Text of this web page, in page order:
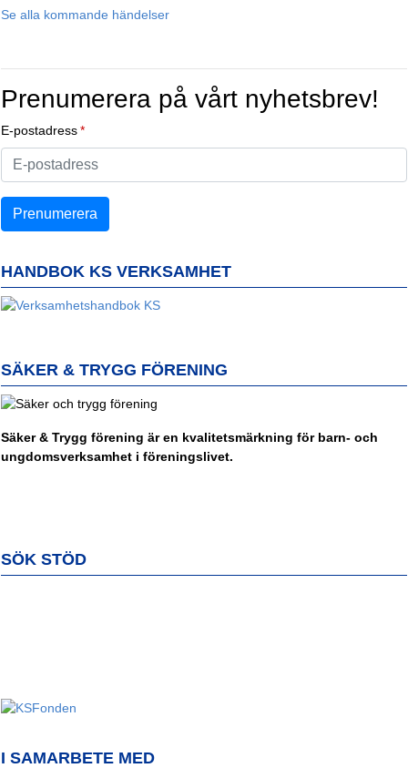
Se alla kommande händelser
Prenumerera på vårt nyhetsbrev!
E-postadress
HANDBOK KS VERKSAMHET
SÄKER & TRYGG FÖRENING
Säker & Trygg förening är en kvalitetsmärkning för barn- och
ungdomsverksamhet i föreningslivet.
SÖK STÖD
I SAMARBETE MED